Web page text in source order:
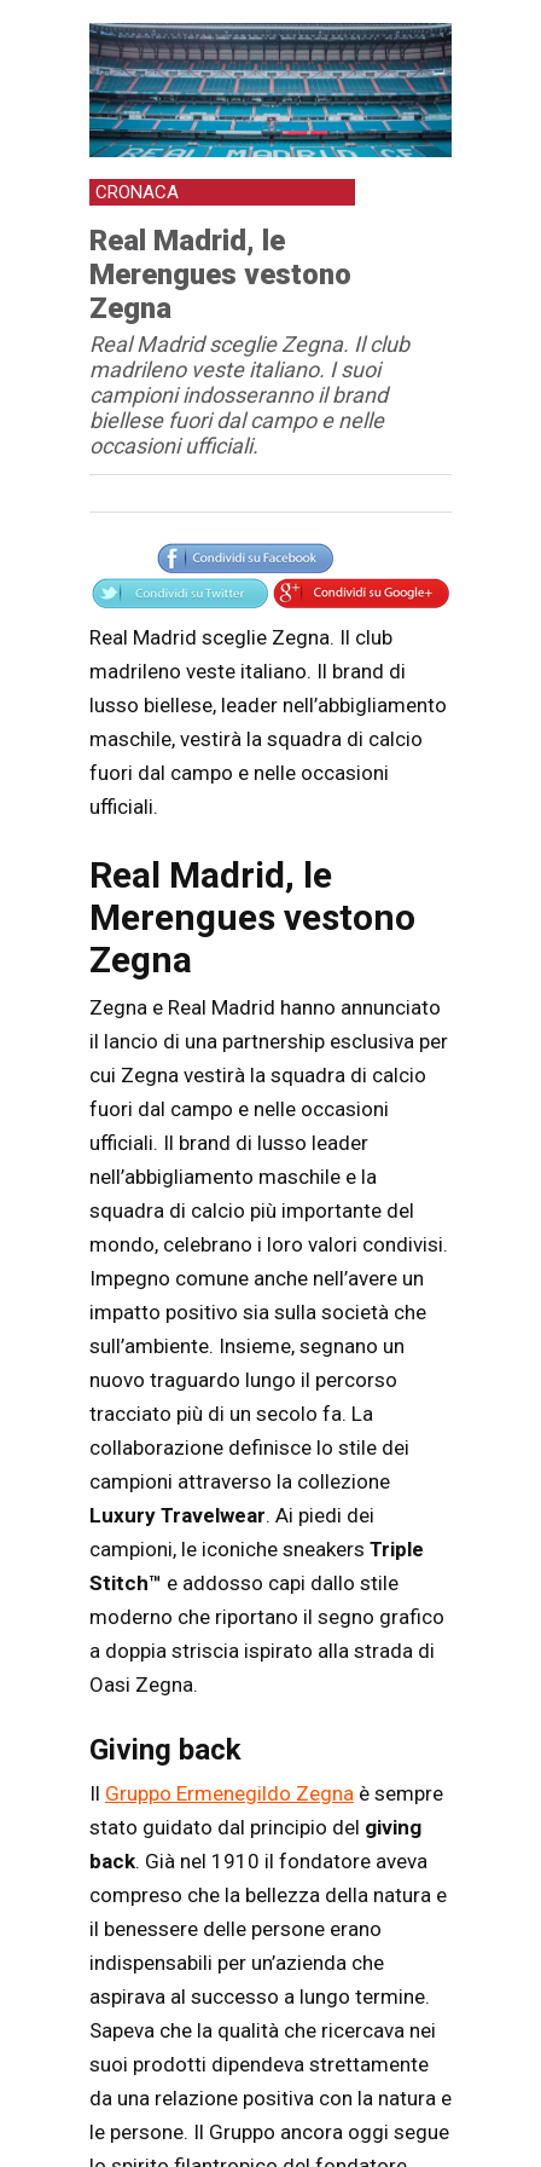
CRONACA
Real Madrid, le
Merengues vestono
Zegna
Real Madrid sceglie Zegna. Il club
madrileno veste italiano. I suoi
campioni indosseranno il brand
biellese fuori dal campo e nelle
occasioni ufficiali.
Articolo
Testo articolo principale
Real Madrid sceglie Zegna. Il club
madrileno veste italiano. Il brand di
lusso biellese, leader nell’abbigliamento
maschile, vestirà la squadra di calcio
fuori dal campo e nelle occasioni
ufficiali.
Real Madrid, le
Merengues vestono
Zegna
Zegna e Real Madrid hanno annunciato
il lancio di una partnership esclusiva per
cui Zegna vestirà la squadra di calcio
fuori dal campo e nelle occasioni
ufficiali. Il brand di lusso leader
nell’abbigliamento maschile e la
squadra di calcio più importante del
mondo, celebrano i loro valori condivisi.
Impegno comune anche nell’avere un
impatto positivo sia sulla società che
sull’ambiente. Insieme, segnano un
nuovo traguardo lungo il percorso
tracciato più di un secolo fa. La
collaborazione definisce lo stile dei
campioni attraverso la collezione
Luxury Travelwear. Ai piedi dei
campioni, le iconiche sneakers Triple
Stitch™ e addosso capi dallo stile
moderno che riportano il segno grafico
a doppia striscia ispirato alla strada di
Oasi Zegna.
Giving back
Il Gruppo Ermenegildo Zegna è sempre
stato guidato dal principio del giving
back. Già nel 1910 il fondatore aveva
compreso che la bellezza della natura e
il benessere delle persone erano
indispensabili per un’azienda che
aspirava al successo a lungo termine.
Sapeva che la qualità che ricercava nei
suoi prodotti dipendeva strettamente
da una relazione positiva con la natura e
le persone. Il Gruppo ancora oggi segue